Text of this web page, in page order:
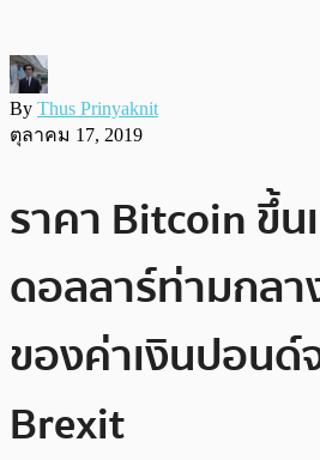
By Thus Prinyaknit
ตุลาคม 17, 2019
ราคา Bitcoin ขึ้
ดอลลาร์ท่ามกลา
ของค่าเงินปอนด์
Brexit